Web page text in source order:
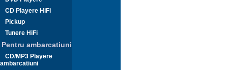
CD Playere HiFi
Pickup
Tunere HiFi
Pentru ambarcatiuni
CD/MP3 Playere
ambarcatiuni